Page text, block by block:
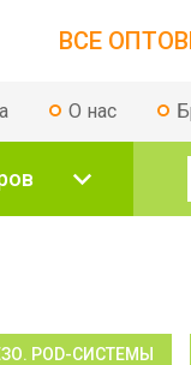
ВСЕ
О нас
POD-СИСТЕМЫ